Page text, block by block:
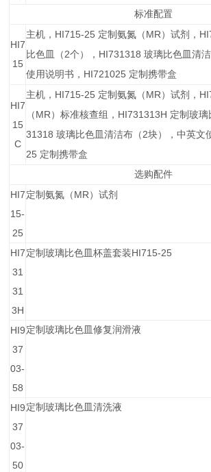
标准配置
HI7
15
主机， HI715-25 定制氨氮（ MR ）试剂，
比色皿（ 2个）， HI731318玻璃比色皿清
使用说明书， HI721025 定制携带盒
HI7
15
C
主机， HI715-25 定制氨氮（ MR ）试剂，
（ MR ）标准核查组， HI731313H 定制玻璃
31318玻璃比色皿清洁布（ 2块），中英文
25 定制携带盒
选购配件
HI7
15-
25
定制氨氮（ MR ）试剂
HI7
31
31
3H
定制玻璃比色皿杯盖套装HI715-25
HI9
37
03-
58
定制玻璃比色皿修复润滑液
HI9
37
03-
50
定制玻璃比色皿清洗液